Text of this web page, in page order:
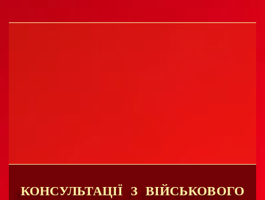
КОНСУЛЬТАЦІЇ З ВІЙСЬКОВОГО